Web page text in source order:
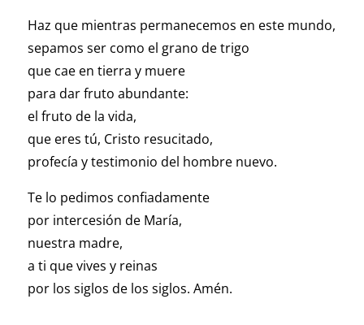
Haz que mientras permanecemos en este mundo,
sepamos ser como el grano de trigo
que cae en tierra y muere
para dar fruto abundante:
el fruto de la vida,
que eres tú, Cristo resucitado,
profecía y testimonio del hombre nuevo.
Te lo pedimos confiadamente
por intercesión de María,
nuestra madre,
a ti que vives y reinas
por los siglos de los siglos. Amén.